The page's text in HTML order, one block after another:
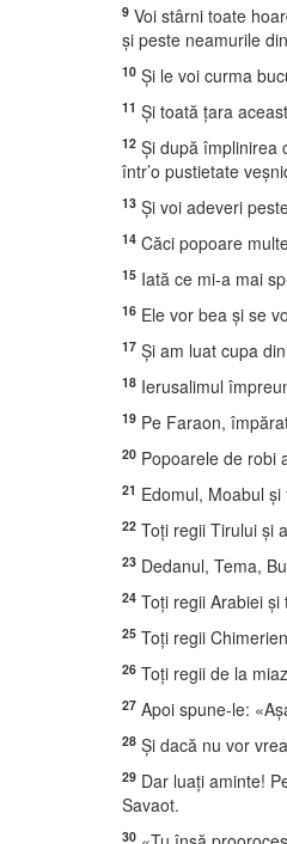
9 Voi stârni toate
şi peste neamurile
10 Şi le voi curma
11 Şi toată ţara
12 Şi după împlinirea
într’o pustietate
13 Şi voi adeveri
14 Căci popoare
15 Iată ce mi-a mai
16 Ele vor bea şi se
17 Şi am luat cupa
18 Ierusalimul
19 Pe Faraon,
20 Popoarele de robi
21 Edomul, Moabul şi
22 Toţi regii Tirului şi
23 Dedanul, Tema,
24 Toţi regii Arabiei
25 Toţi regii
26 Toţi regii de la
27 Apoi spune-le:
28 Şi dacă nu vor
29 Dar luaţi aminte!
Savaot.
30